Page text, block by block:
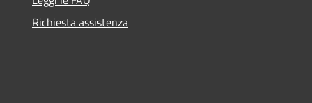
Richiesta assistenza